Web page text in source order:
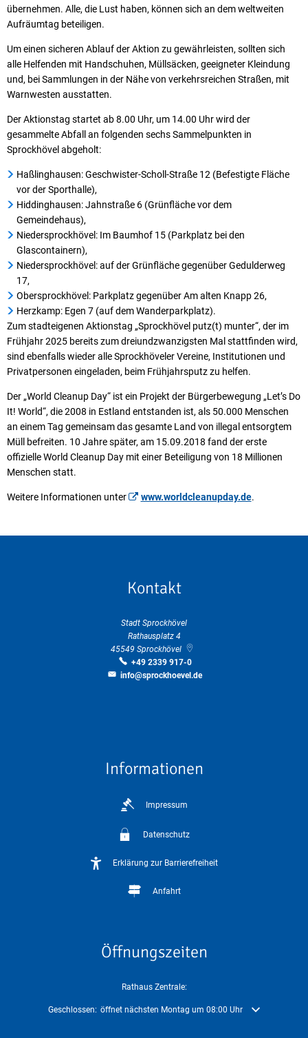
übernehmen. Alle, die Lust haben, können sich an dem weltweiten
Aufräumtag beteiligen.
Um einen sicheren Ablauf der Aktion zu gewährleisten, sollten sich
alle Helfenden mit Handschuhen, Müllsäcken, geeigneter Kleindung
und, bei Sammlungen in der Nähe von verkehrsreichen Straßen, mit
Warnwesten ausstatten.
Der Aktionstag startet ab 8.00 Uhr, um 14.00 Uhr wird der
gesammelte Abfall an folgenden sechs Sammelpunkten in
Sprockhövel abgeholt:
Haßlinghausen: Geschwister-Scholl-Straße 12 (Befestigte Fläche
vor der Sporthalle),
Hiddinghausen: Jahnstraße 6 (Grünfläche vor dem
Gemeindehaus),
Niedersprockhövel: Im Baumhof 15 (Parkplatz bei den
Glascontainern),
Niedersprockhövel: auf der Grünfläche gegenüber Gedulderweg
17,
Obersprockhövel: Parkplatz gegenüber Am alten Knapp 26,
Herzkamp: Egen 7 (auf dem Wanderparkplatz).
Zum stadteigenen Aktionstag „Sprockhövel putz(t) munter“, der im
Frühjahr 2025 bereits zum dreiundzwanzigsten Mal stattfinden wird,
sind ebenfalls wieder alle Sprockhöveler Vereine, Institutionen und
Privatpersonen eingeladen, beim Frühjahrsputz zu helfen.
Der „World Cleanup Day“ ist ein Projekt der Bürgerbewegung „Let’s Do
It! World“, die 2008 in Estland entstanden ist, als 50.000 Menschen
an einem Tag gemeinsam das gesamte Land von illegal entsorgtem
Müll befreiten. 10 Jahre später, am 15.09.2018 fand der erste
offizielle World Cleanup Day mit einer Beteiligung von 18 Millionen
Menschen statt.
Weitere Informationen unter www.worldcleanupday.de.
Kontakt
Stadt Sprockhövel
Rathausplatz 4
45549 Sprockhövel
+49 2339 917-0
info@sprockhoevel.de
Informationen
Impressum
Datenschutz
Erklärung zur Barrierefreiheit
Anfahrt
Öffnungszeiten
Rathaus Zentrale:
Klicken, um weitere Öffnungs- oder Schließzeiten auszublenden
Geschlossen: öffnet nächsten Montag um 08:00 Uhr